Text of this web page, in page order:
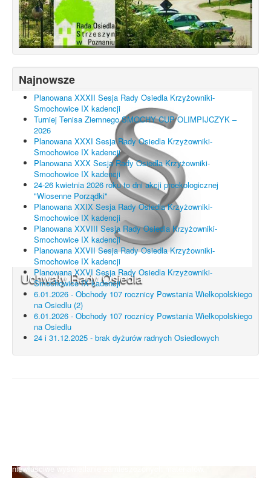
Uchwały Rady Osiedla
Najnowsze
Planowana XXXII Sesja Rady Osiedla Krzyżowniki-
Smochowice IX kadencji
Turniej Tenisa Ziemnego SMOCHY CUP OLIMPIJCZYK –
2026
Planowana XXXI Sesja Rady Osiedla Krzyżowniki-
Smochowice IX kadencji
Planowana XXX Sesja Rady Osiedla Krzyżowniki-
Smochowice IX kadencji
24-26 kwietnia 2026 roku to dni akcji proekologicznej
"Wiosenne Porządki"
Planowana XXIX Sesja Rady Osiedla Krzyżowniki-
Smochowice IX kadencji
Planowana XXVIII Sesja Rady Osiedla Krzyżowniki-
Smochowice IX kadencji
Planowana XXVII Sesja Rady Osiedla Krzyżowniki-
Smochowice IX kadencji
Planowana XXVI Sesja Rady Osiedla Krzyżowniki-
Smochowice IX kadencji
6.01.2026 - Obchody 107 rocznicy Powstania Wielkopolskiego
na Osiedlu (2)
6.01.2026 - Obchody 107 rocznicy Powstania Wielkopolskiego
na Osiedlu
24 i 31.12.2025 - brak dyżurów radnych Osiedlowych
niewłaściwe wyświetlanie zamieszczonych materiałów.